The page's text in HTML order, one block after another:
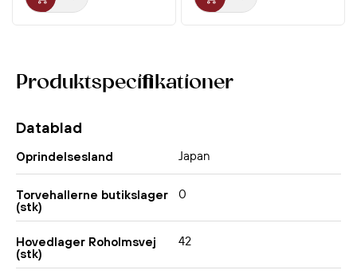
Produktspecifikationer
Datablad
Oprindelsesland Japan
Torvehallerne butikslager
(stk)
0
Hovedlager Roholmsvej
(stk)
42